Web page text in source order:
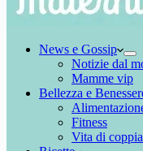
News e Gossip
Notizie dal
Mamme vip
Bellezza e
Fitness
Vita di coppia